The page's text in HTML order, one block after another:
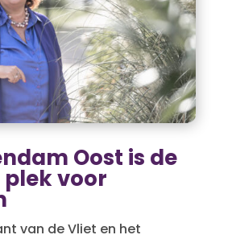
Oost is de
voor
van de Vliet en het